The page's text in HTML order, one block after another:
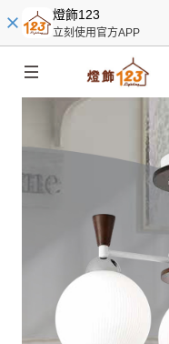
燈飾123
立刻使用官方APP